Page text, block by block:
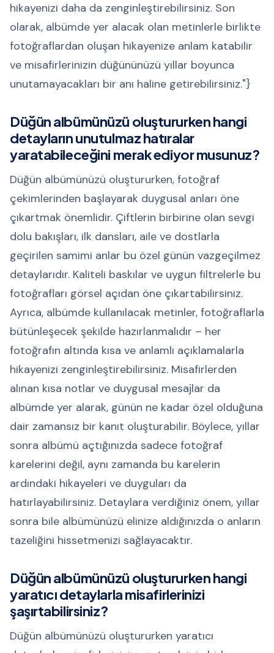
hikayenizi daha da zenginleştirebilirsiniz. Son
olarak, albümde yer alacak olan metinlerle birlikte
fotoğraflardan oluşan hikayenize anlam katabilir
ve misafirlerinizin düğününüzü yıllar boyunca
unutamayacakları bir anı haline getirebilirsiniz."}
Düğün albümünüzü oluştururken hangi
detayların unutulmaz hatıralar
yaratabileceğini merak ediyor musunuz?
Düğün albümünüzü oluştururken, fotoğraf
çekimlerinden başlayarak duygusal anları öne
çıkartmak önemlidir. Çiftlerin birbirine olan sevgi
dolu bakışları, ilk dansları, aile ve dostlarla
geçirilen samimi anlar bu özel günün vazgeçilmez
detaylarıdır. Kaliteli baskılar ve uygun filtrelerle bu
fotoğrafları görsel açıdan öne çıkartabilirsiniz.
Ayrıca, albümde kullanılacak metinler, fotoğraflarla
bütünleşecek şekilde hazırlanmalıdır – her
fotoğrafın altında kısa ve anlamlı açıklamalarla
hikayenizi zenginleştirebilirsiniz. Misafirlerden
alınan kısa notlar ve duygusal mesajlar da
albümde yer alarak, günün ne kadar özel olduğuna
dair zamansız bir kanıt oluşturabilir. Böylece, yıllar
sonra albümü açtığınızda sadece fotoğraf
karelerini değil, aynı zamanda bu karelerin
ardındaki hikayeleri ve duyguları da
hatırlayabilirsiniz. Detaylara verdiğiniz önem, yıllar
sonra bile albümünüzü elinize aldığınızda o anların
tazeliğini hissetmenizi sağlayacaktır.
Düğün albümünüzü oluştururken hangi
yaratıcı detaylarla misafirlerinizi
şaşırtabilirsiniz?
Düğün albümünüzü oluştururken yaratıcı